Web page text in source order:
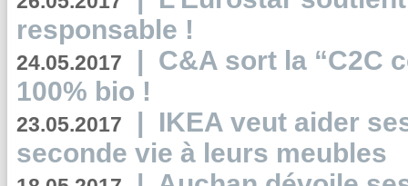
responsable !
24.05.2017 | C&A sort la “C2C
100% bio !
23.05.2017 | IKEA veut aider
seconde vie à leurs meubles